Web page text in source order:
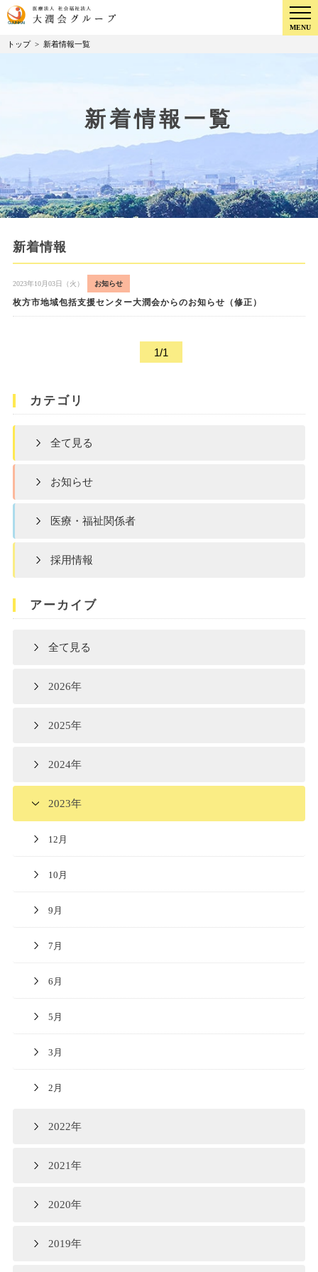
MENU
トップ > 新着情報一覧
新着情報一覧
新着情報
2023年10月03日（火） お知らせ
枚方市地域包括支援センター大潤会からのお知らせ（修正）
1/1
カテゴリ
全て見る
お知らせ
医療・福祉関係者
採用情報
アーカイブ
全て見る
2026年
2025年
2024年
2023年
12月
10月
9月
7月
6月
5月
3月
2月
2022年
2021年
2020年
2019年